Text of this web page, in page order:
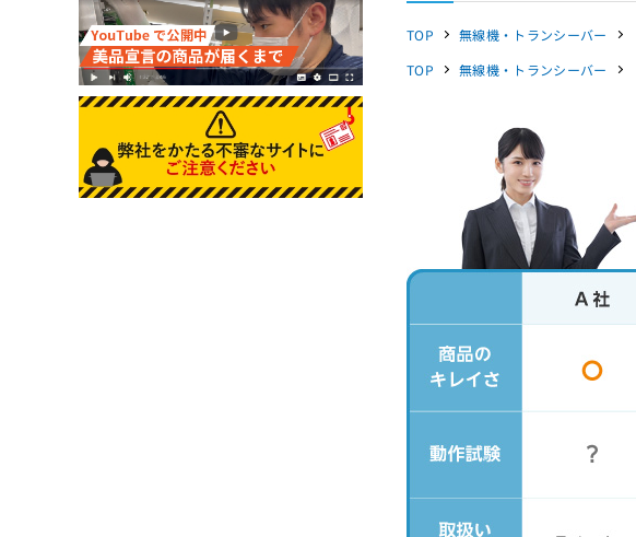
TOP 無線機・トランシーバー
TOP
無線機・トランシーバー